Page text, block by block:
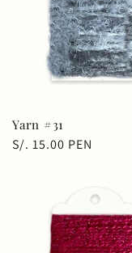
Yarn #31
Precio
S/. 15.00 PEN